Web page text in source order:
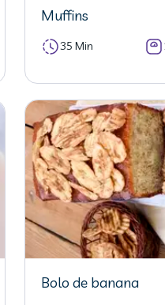
Muffins
35 Min
Bolo de banana